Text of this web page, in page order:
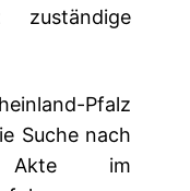
zuständige
Pfalz
Suche nach
Akte im